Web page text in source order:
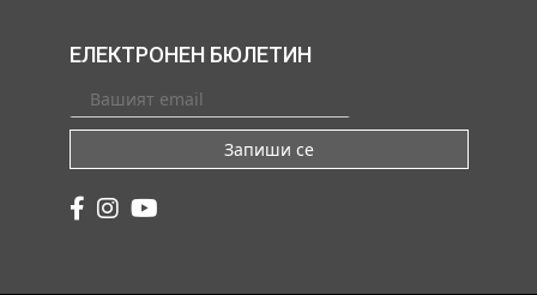
ЕЛЕКТРОНЕН БЮЛЕТИН
Запиши се